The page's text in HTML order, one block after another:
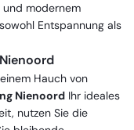
und modernem
Entspannung als
Hauch von
Nienoord Ihr ideales
nutzen Sie die